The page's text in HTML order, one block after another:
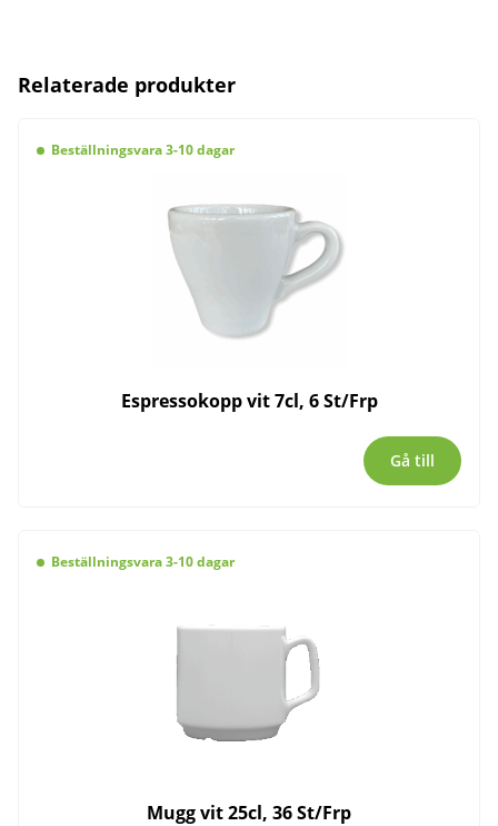
Relaterade produkter
Beställningsvara 3-10 dagar
Espressokopp vit 7cl, 6 St/Frp
Gå till
Beställningsvara 3-10 dagar
Mugg vit 25cl, 36 St/Frp